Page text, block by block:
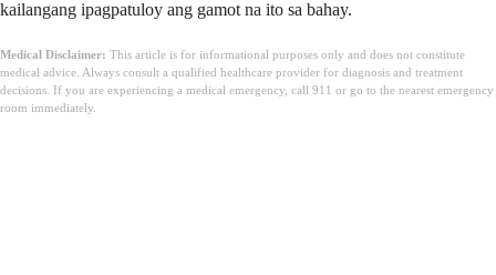
kailangang ipagpatuloy ang gamot na ito sa bahay.
Medical Disclaimer: This article is for informational purposes only and does not constitute
medical advice. Always consult a qualified healthcare provider for diagnosis and treatment
decisions. If you are experiencing a medical emergency, call 911 or go to the nearest emergency
room immediately.